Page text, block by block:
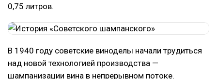
0,75 литров.
В 1940 году советские виноделы начали трудиться
над новой технологией производства —
шампанизации вина в непрерывном потоке.